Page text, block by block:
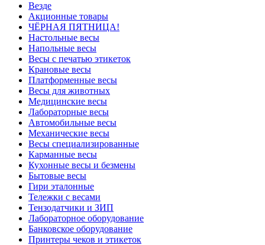
Везде
Акционные товары
ЧЁРНАЯ ПЯТНИЦА!
Настольные весы
Напольные весы
Весы с печатью этикеток
Крановые весы
Платформенные весы
Весы для животных
Медицинские весы
Лабораторные весы
Автомобильные весы
Механические весы
Весы специализированные
Карманные весы
Кухонные весы и безмены
Бытовые весы
Гири эталонные
Тележки с весами
Тензодатчики и ЗИП
Лабораторное оборудование
Банковское оборудование
Принтеры чеков и этикеток